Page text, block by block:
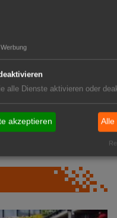
alle Dienste aktivieren oder
akzeptieren Alle